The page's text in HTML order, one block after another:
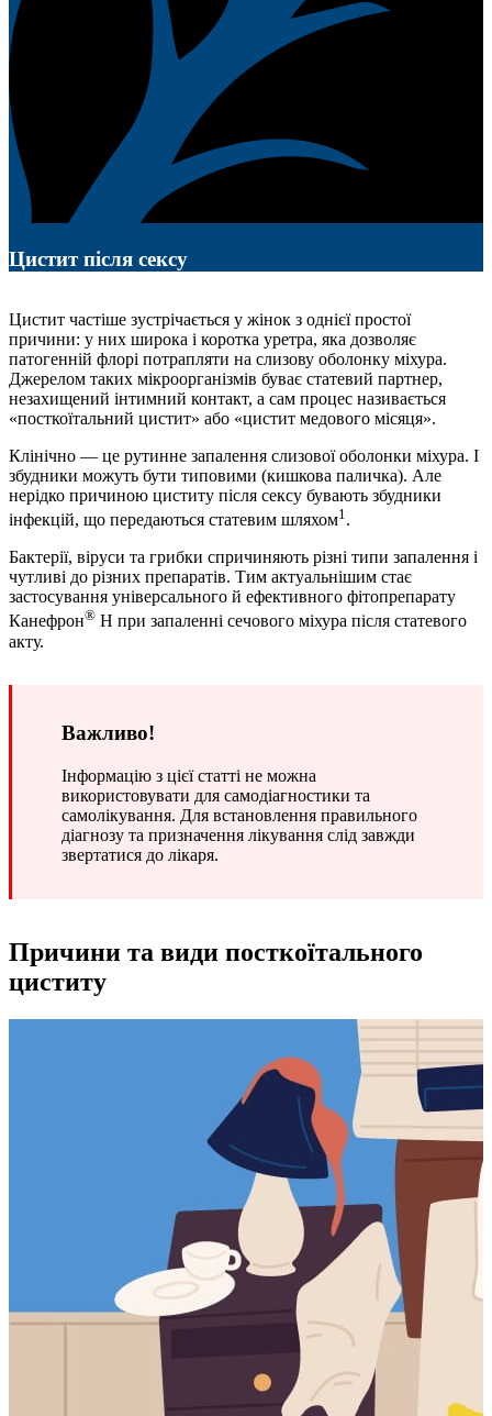
Цистит після сексу
Цистит частіше зустрічається у жінок з однієї простої
причини: у них широка і коротка уретра, яка дозволяє
патогенній флорі потрапляти на слизову оболонку міхура.
Джерелом таких мікроорганізмів буває статевий партнер,
незахищений інтимний контакт, а сам процес називається
«посткоїтальний цистит» або «цистит медового місяця».
Клінічно — це рутинне запалення слизової оболонки міхура. І
збудники можуть бути типовими (кишкова паличка). Але
нерідко причиною циститу після сексу бувають збудники
інфекцій, що передаються статевим шляхом1.
Бактерії, віруси та грибки спричиняють різні типи запалення і
чутливі до різних препаратів. Тим актуальнішим стає
застосування універсального й ефективного фітопрепарату
Канефрон® Н при запаленні сечового міхура після статевого
акту.
Важливо!
Інформацію з цієї статті не можна
використовувати для самодіагностики та
самолікування. Для встановлення правильного
діагнозу та призначення лікування слід завжди
звертатися до лікаря.
Причини та види посткоїтального
циститу